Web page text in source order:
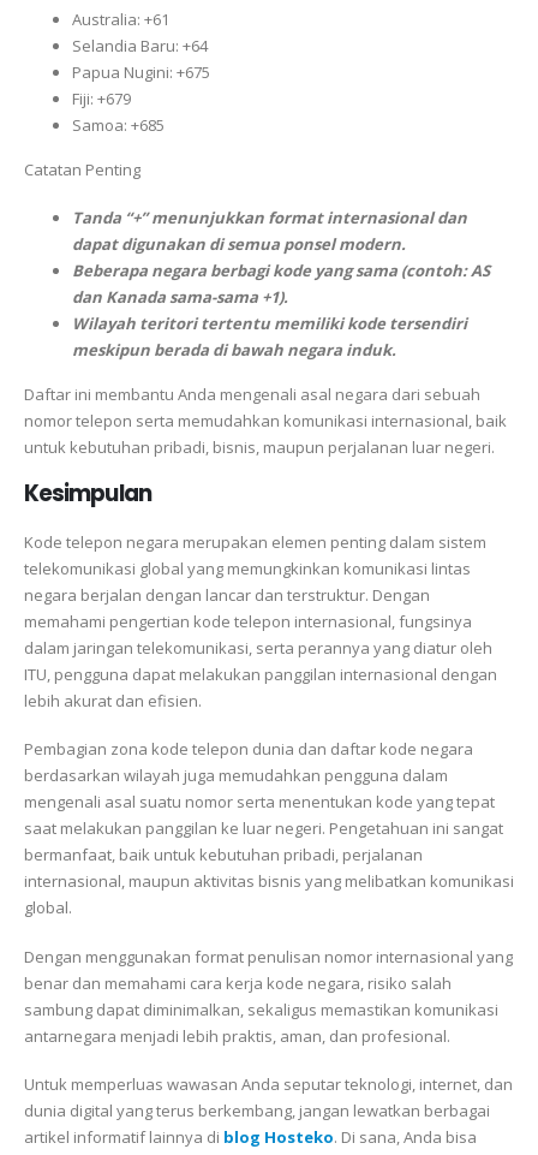
Australia: +61
Selandia Baru: +64
Papua Nugini: +675
Fiji: +679
Samoa: +685
Catatan Penting
Tanda “+” menunjukkan format internasional dan
dapat digunakan di semua ponsel modern.
Beberapa negara berbagi kode yang sama (contoh: AS
dan Kanada sama-sama +1).
Wilayah teritori tertentu memiliki kode tersendiri
meskipun berada di bawah negara induk.
Daftar ini membantu Anda mengenali asal negara dari sebuah
nomor telepon serta memudahkan komunikasi internasional, baik
untuk kebutuhan pribadi, bisnis, maupun perjalanan luar negeri.
Kesimpulan
Kode telepon negara merupakan elemen penting dalam sistem
telekomunikasi global yang memungkinkan komunikasi lintas
negara berjalan dengan lancar dan terstruktur. Dengan
memahami pengertian kode telepon internasional, fungsinya
dalam jaringan telekomunikasi, serta perannya yang diatur oleh
ITU, pengguna dapat melakukan panggilan internasional dengan
lebih akurat dan efisien.
Pembagian zona kode telepon dunia dan daftar kode negara
berdasarkan wilayah juga memudahkan pengguna dalam
mengenali asal suatu nomor serta menentukan kode yang tepat
saat melakukan panggilan ke luar negeri. Pengetahuan ini sangat
bermanfaat, baik untuk kebutuhan pribadi, perjalanan
internasional, maupun aktivitas bisnis yang melibatkan komunikasi
global.
Dengan menggunakan format penulisan nomor internasional yang
benar dan memahami cara kerja kode negara, risiko salah
sambung dapat diminimalkan, sekaligus memastikan komunikasi
antarnegara menjadi lebih praktis, aman, dan profesional.
Untuk memperluas wawasan Anda seputar teknologi, internet, dan
dunia digital yang terus berkembang, jangan lewatkan berbagai
artikel informatif lainnya di blog Hosteko. Di sana, Anda bisa